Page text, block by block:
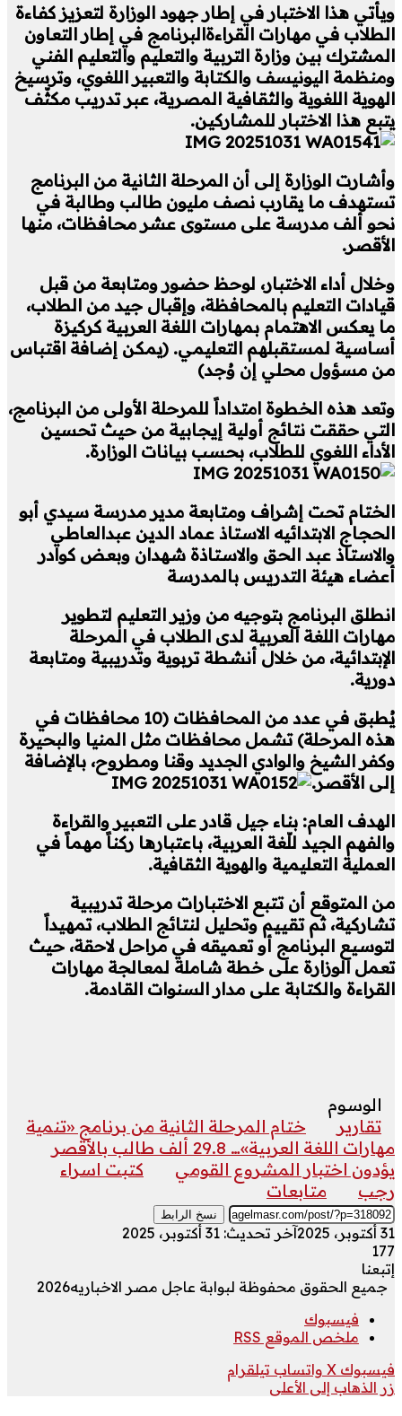
ويأتي هذا الاختبار في إطار جهود الوزارة لتعزيز كفاءة
الطلاب في مهارات القراءةالبرنامج في إطار التعاون
المشترك بين وزارة التربية والتعليم والتعليم الفني
ومنظمة اليونيسف والكتابة والتعبير اللغوي، وترسيخ
الهوية اللغوية والثقافية المصرية، عبر تدريب مكثّف
يتبع هذا الاختبار للمشاركين.
وأشارت الوزارة إلى أن المرحلة الثانية من البرنامج
تستهدف ما يقارب نصف مليون طالب وطالبة في
نحو ألف مدرسة على مستوى عشر محافظات، منها
الأقصر.
وخلال أداء الاختبار، لوحظ حضور ومتابعة من قبل
قيادات التعليم بالمحافظة، وإقبال جيد من الطلاب،
ما يعكس الاهتمام بمهارات اللغة العربية كركيزة
أساسية لمستقبلهم التعليمي. (يمكن إضافة اقتباس
من مسؤول محلي إن وُجد)
وتعد هذه الخطوة امتداداً للمرحلة الأولى من البرنامج،
التي حققت نتائج أولية إيجابية من حيث تحسين
الأداء اللغوي للطلاب، بحسب بيانات الوزارة.
الختام تحت إشراف ومتابعة مدير مدرسة سيدي أبو
الحجاج الابتدائيه الاستاذ عماد الدين عبدالعاطي
والاستاذ عبد الحق والاستاذة شهدان وبعض كوادر
أعضاء هيئة التدريس بالمدرسة
انطلق البرنامج بتوجيه من وزير التعليم لتطوير
مهارات اللغة العربية لدى الطلاب في المرحلة
الإبتدائية، من خلال أنشطة تربوية وتدريبية ومتابعة
دورية.
يُطبق في عدد من المحافظات (10 محافظات في
هذه المرحلة) تشمل محافظات مثل المنيا والبحيرة
وكفر الشيخ والوادي الجديد وقنا ومطروح، بالإضافة
إلى الأقصر.
الهدف العام: بناء جيل قادر على التعبير والقراءة
والفهم الجيد للّغة العربية، باعتبارها ركناً مهماً في
العملية التعليمية والهوية الثقافية.
من المتوقع أن تتبع الاختبارات مرحلة تدريبية
تشاركية، ثم تقييم وتحليل لنتائج الطلاب، تمهيداً
لتوسيع البرنامج أو تعميقه في مراحل لاحقة، حيث
تعمل الوزارة على خطة شاملة لمعالجة مهارات
القراءة والكتابة على مدار السنوات القادمة.
الوسوم
تقارير
ختام المرحلة الثانية من برنامج «تنمية
مهارات اللغة العربية»… 29.8 ألف طالب بالأقصر
يؤدون اختبار المشروع القومي
كتبت اسراء
رجب
متابعات
نسخ الرابط
31 أكتوبر، 2025
آخر تحديث: 31 أكتوبر، 2025
177
إتبعنا
جميع الحقوق محفوظة لبوابة عاجل مصر الاخباريه2026
فيسبوك
ملخص الموقع RSS
فيسبوك ‫X واتساب تيلقرام
زر الذهاب إلى الأعلى